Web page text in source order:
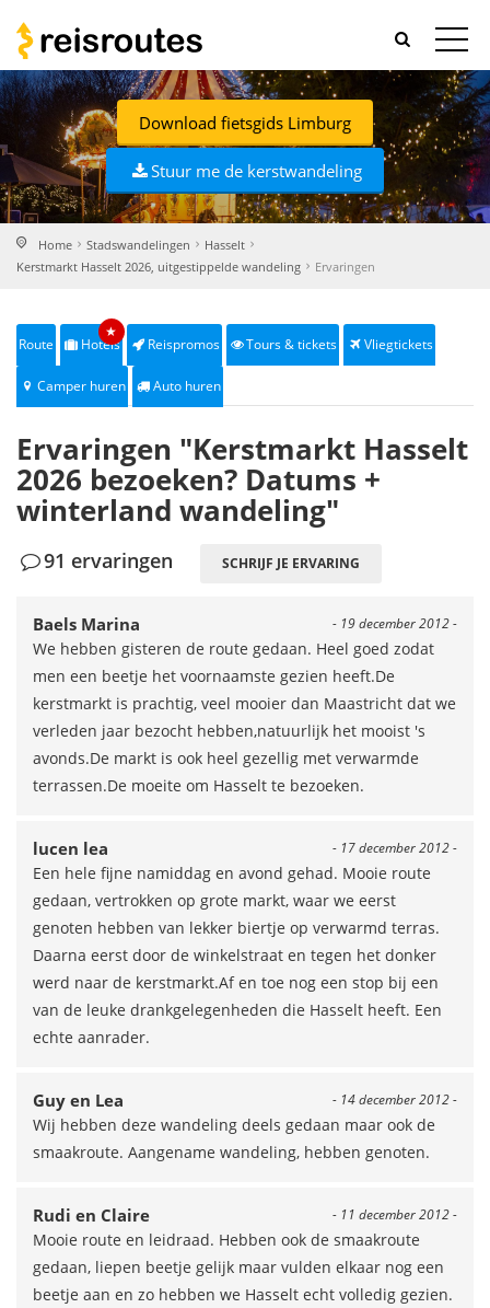
Download fietsgids Limburg
Stuur me de kerstwandeling
Home Stadswandelingen
Hasselt
Kerstmarkt Hasselt 2026, uitgestippelde wandeling
Ervaringen
Route Hotels
★
Reispromos Tours & tickets Vliegtickets
Camper huren Auto huren
Ervaringen "Kerstmarkt Hasselt
2026 bezoeken? Datums +
winterland wandeling"
91 ervaringen SCHRIJF JE ERVARING
- 19 december 2012 -
Baels Marina
We hebben gisteren de route gedaan. Heel goed zodat
men een beetje het voornaamste gezien heeft.De
kerstmarkt is prachtig, veel mooier dan Maastricht dat we
verleden jaar bezocht hebben,natuurlijk het mooist 's
avonds.De markt is ook heel gezellig met verwarmde
terrassen.De moeite om Hasselt te bezoeken.
- 17 december 2012 -
lucen lea
Een hele fijne namiddag en avond gehad. Mooie route
gedaan, vertrokken op grote markt, waar we eerst
genoten hebben van lekker biertje op verwarmd terras.
Daarna eerst door de winkelstraat en tegen het donker
werd naar de kerstmarkt.Af en toe nog een stop bij een
van de leuke drankgelegenheden die Hasselt heeft. Een
echte aanrader.
- 14 december 2012 -
Guy en Lea
Wij hebben deze wandeling deels gedaan maar ook de
smaakroute. Aangename wandeling, hebben genoten.
- 11 december 2012 -
Rudi en Claire
Mooie route en leidraad. Hebben ook de smaakroute
gedaan, liepen beetje gelijk maar vulden elkaar nog een
beetje aan en zo hebben we Hasselt echt volledig gezien.